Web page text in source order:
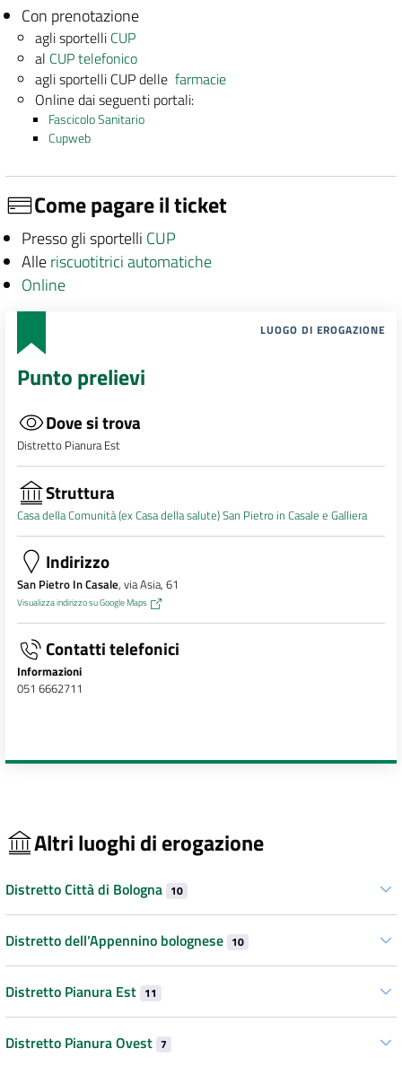
Con prenotazione
agli sportelli CUP
al CUP telefonico
agli sportelli CUP dellefarmacie
Online dai seguenti portali:
Fascicolo Sanitario
Cupweb
Come pagare il ticket
Presso gli sportelli CUP
Alleriscuotitrici automatiche
Online
LUOGO DI EROGAZIONE
Punto prelievi
Dove si trova
Distretto Pianura Est
Struttura
Casa della Comunità (ex Casa della salute) San Pietro in Casale e Galliera
Indirizzo
San Pietro In Casale, via Asia, 61
Visualizza indirizzo su Google Maps
Contatti telefonici
Informazioni
051 6662711
Altri luoghi di erogazione
Distretto Città di Bologna 10
Distretto dell’Appennino bolognese 10
Distretto Pianura Est 11
Distretto Pianura Ovest 7